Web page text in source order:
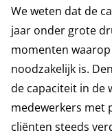
We weten dat de
jaar onder grote
momenten
noodzakelijk is.
de capaciteit in de
medewerkers met
cliënten steeds